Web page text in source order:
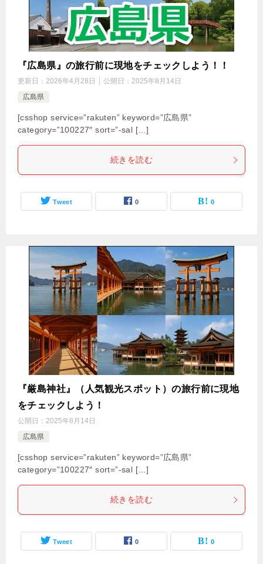
『広島県』の旅行前に現地をチェックしよう！！
更新日： 2026年4月28日 公開日： 2025年8月14日
広島県
[csshop service=”rakuten” keyword=”広島県”
category=”100227″ sort=”-sal […]
続きを読む
Tweet 0 0
『厳島神社』（人気観光スポット）の旅行前に現地
をチェックしよう！
公開日： 2025年8月14日
広島県
[csshop service=”rakuten” keyword=”広島県”
category=”100227″ sort=”-sal […]
続きを読む
Tweet 0 0